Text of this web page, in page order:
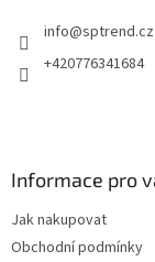
info@sptrend.cz
+420776341684
Informace pro
Jak nakupovat
Obchodní podmínky